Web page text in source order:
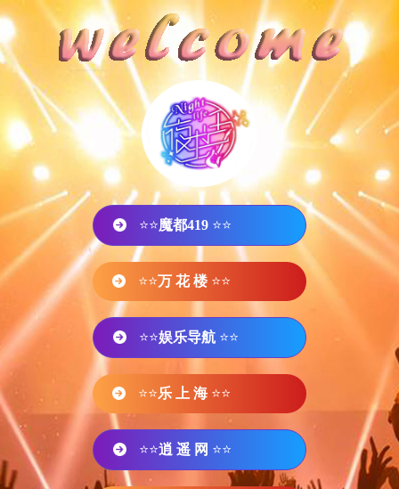
⭐⭐魔都419 ⭐⭐
⭐⭐万 花 楼 ⭐⭐
⭐⭐娱乐导航 ⭐⭐
⭐⭐乐 上 海 ⭐⭐
⭐⭐逍 遥 网 ⭐⭐